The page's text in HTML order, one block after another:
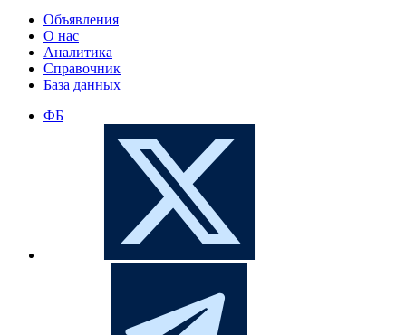
Объявления
О нас
Аналитика
Справочник
База данных
ФБ